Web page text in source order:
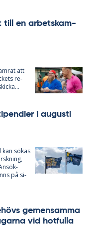
till en ar­bets­kam­
att
re­
i au­gusti
sö­kas
på si­
ge­men­sam­ma
vid hot­ful­la